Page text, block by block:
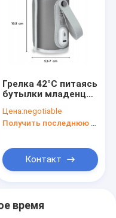
Грелка 42°C питаясь
бутылки младенца
изолировала грелку
молока на идет
Цена:negotiable
Контакт
время